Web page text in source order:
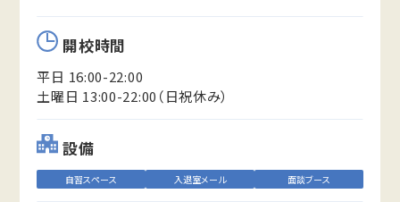
開校時間
平日 16:00-22:00
土曜日 13:00-22:00（日祝休み）
設備
自習スペース 入退室メール 面談ブース